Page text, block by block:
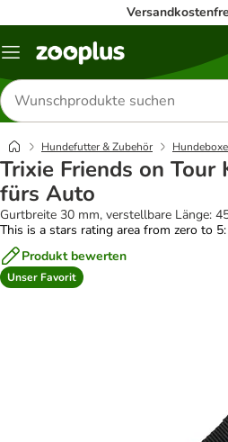
Menü
Produkte
suchen
Hundefutter & Zubehör
Trixie Friends on Tour
fürs Auto
Gurtbreite 30 mm, verstellbare Länge:
This is a stars rating area from zero to
Produkt bewerten
Unser Favorit